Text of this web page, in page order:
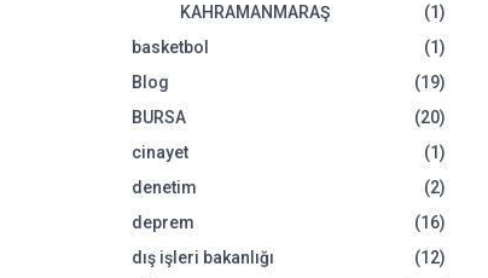
KAHRAMANMARAŞ
(1)
basketbol
(1)
Blog
(19)
BURSA
(20)
cinayet
(1)
denetim
(2)
deprem
(16)
dış işleri bakanlığı
(12)